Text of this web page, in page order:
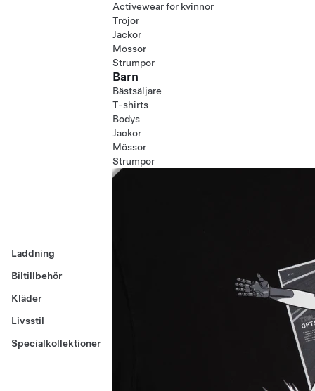
Laddning
Biltillbehör
Kläder
Livsstil
Specialkollektioner
Activewear för kvinnor
Tröjor
Jackor
Mössor
Strumpor
Barn
Bästsäljare
T-shirts
Bodys
Jackor
Mössor
Strumpor